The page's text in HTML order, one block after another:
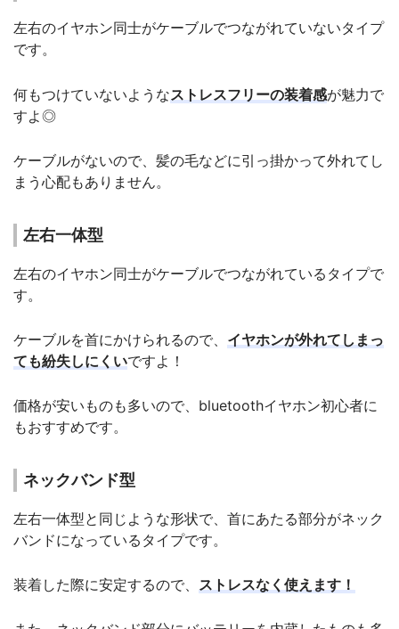
左右のイヤホン同士がケーブルでつながれていないタイプ
です。
何もつけていないようなストレスフリーの装着感が魅力で
すよ◎
ケーブルがないので、髪の毛などに引っ掛かって外れてし
まう心配もありません。
左右一体型
左右のイヤホン同士がケーブルでつながれているタイプで
す。
ケーブルを首にかけられるので、 イヤホンが外れてしまっ
ても紛失しにくいですよ！
価格が安いものも多いので、bluetoothイヤホン初心者に
もおすすめです。
ネックバンド型
左右一体型と同じような形状で、首にあたる部分がネック
バンドになっているタイプです。
装着した際に安定するので、 ストレスなく使えます！